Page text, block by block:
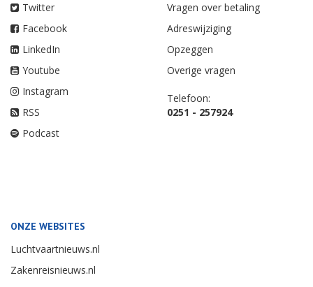
Twitter
Facebook
LinkedIn
Youtube
Instagram
RSS
Podcast
Vragen over betaling
Adreswijziging
Opzeggen
Overige vragen
Telefoon:
0251 - 257924
ONZE WEBSITES
Luchtvaartnieuws.nl
Zakenreisnieuws.nl